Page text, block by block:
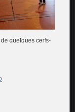
quelques cerfs-